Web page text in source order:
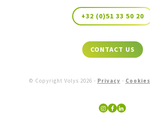
+32 (0)51 33 50 20
CONTACT US
© Copyright Volys 2026 - Privacy - Cookies